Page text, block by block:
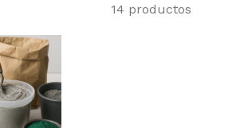
14 productos